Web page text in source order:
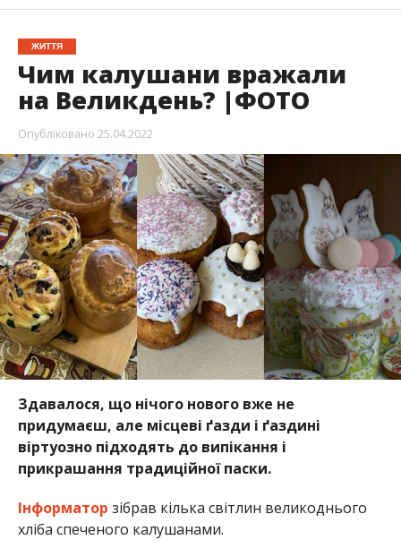
ЖИТТЯ
Чим калушани вражали
на Великдень? |ФОТО
Опубліковано 25.04.2022
Здавалося, що нічого нового вже не
придумаєш, але місцеві ґазди і ґаздині
віртуозно підходять до випікання і
прикрашання традиційної паски.
Інформатор зібрав кілька світлин великоднього
хліба спеченого калушанами.